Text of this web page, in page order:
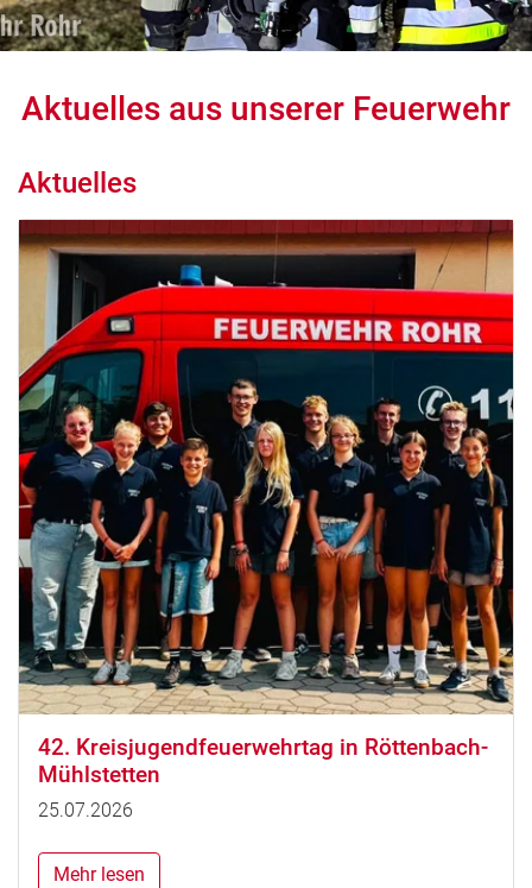
Aktuelles aus unserer Feuerwehr
Aktuelles
42. Kreisjugendfeuerwehrtag in Röttenbach-
Mühlstetten
25.07.2026
Mehr lesen